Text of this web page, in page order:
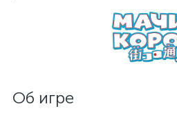
Об игре